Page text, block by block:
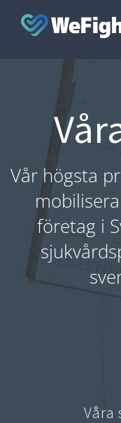
Vår högsta
företag i
Våra